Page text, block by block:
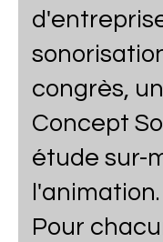
congrès,
Concept
étude sur-
l'animation.
Pour